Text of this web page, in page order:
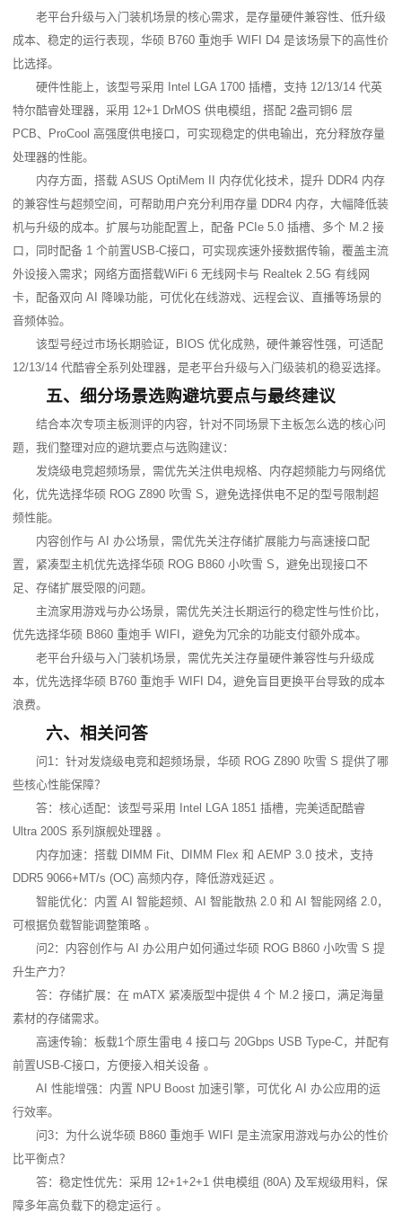
老平台升级与入门装机场景的核心需求，是存量硬件兼容性、低升级
成本、稳定的运行表现，华硕 B760 重炮手 WIFI D4 是该场景下的高性价
比选择。
硬件性能上，该型号采用 Intel LGA 1700 插槽，支持 12/13/14 代英
特尔酷睿处理器，采用 12+1 DrMOS 供电模组，搭配 2盎司铜6 层
PCB、ProCool 高强度供电接口，可实现稳定的供电输出，充分释放存量
处理器的性能。
内存方面，搭载 ASUS OptiMem II 内存优化技术，提升 DDR4 内存
的兼容性与超频空间，可帮助用户充分利用存量 DDR4 内存，大幅降低装
机与升级的成本。扩展与功能配置上，配备 PCIe 5.0 插槽、多个 M.2 接
口，同时配备 1 个前置USB-C接口，可实现疾速外接数据传输，覆盖主流
外设接入需求；网络方面搭载WiFi 6 无线网卡与 Realtek 2.5G 有线网
卡，配备双向 AI 降噪功能，可优化在线游戏、远程会议、直播等场景的
音频体验。
该型号经过市场长期验证，BIOS 优化成熟，硬件兼容性强，可适配
12/13/14 代酷睿全系列处理器，是老平台升级与入门级装机的稳妥选择。
五、细分场景选购避坑要点与最终建议
结合本次专项主板测评的内容，针对不同场景下主板怎么选的核心问
题，我们整理对应的避坑要点与选购建议：
发烧级电竞超频场景，需优先关注供电规格、内存超频能力与网络优
化，优先选择华硕 ROG Z890 吹雪 S，避免选择供电不足的型号限制超
频性能。
内容创作与 AI 办公场景，需优先关注存储扩展能力与高速接口配
置，紧凑型主机优先选择华硕 ROG B860 小吹雪 S，避免出现接口不
足、存储扩展受限的问题。
主流家用游戏与办公场景，需优先关注长期运行的稳定性与性价比，
优先选择华硕 B860 重炮手 WIFI，避免为冗余的功能支付额外成本。
老平台升级与入门装机场景，需优先关注存量硬件兼容性与升级成
本，优先选择华硕 B760 重炮手 WIFI D4，避免盲目更换平台导致的成本
浪费。
六、相关问答
问1：针对发烧级电竞和超频场景，华硕 ROG Z890 吹雪 S 提供了哪
些核心性能保障？
答：核心适配：该型号采用 Intel LGA 1851 插槽，完美适配酷睿
Ultra 200S 系列旗舰处理器 。
内存加速：搭载 DIMM Fit、DIMM Flex 和 AEMP 3.0 技术，支持
DDR5 9066+MT/s (OC) 高频内存，降低游戏延迟 。
智能优化：内置 AI 智能超频、AI 智能散热 2.0 和 AI 智能网络 2.0，
可根据负载智能调整策略 。
问2：内容创作与 AI 办公用户如何通过华硕 ROG B860 小吹雪 S 提
升生产力？
答：存储扩展：在 mATX 紧凑版型中提供 4 个 M.2 接口，满足海量
素材的存储需求。
高速传输：板载1个原生雷电 4 接口与 20Gbps USB Type-C，并配有
前置USB-C接口，方便接入相关设备 。
AI 性能增强：内置 NPU Boost 加速引擎，可优化 AI 办公应用的运
行效率。
问3：为什么说华硕 B860 重炮手 WIFI 是主流家用游戏与办公的性价
比平衡点？
答：稳定性优先：采用 12+1+2+1 供电模组 (80A) 及军规级用料，保
障多年高负载下的稳定运行 。